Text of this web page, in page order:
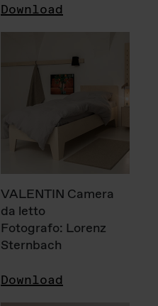
Download
VALENTIN Camera
da letto
Fotografo: Lorenz
Sternbach
Download